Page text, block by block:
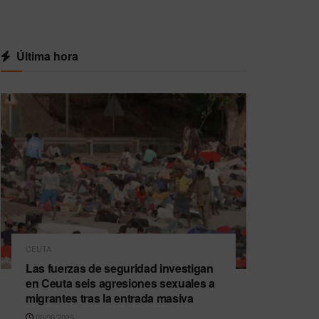
Última hora
CEUTA
Las fuerzas de seguridad investigan
en Ceuta seis agresiones sexuales a
migrantes tras la entrada masiva